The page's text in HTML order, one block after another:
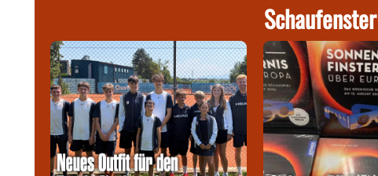
Schaufenster